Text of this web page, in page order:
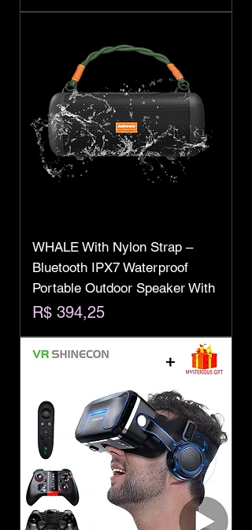
WHALE With Nylon Strap –
Bluetooth IPX7 Waterproof
Portable Outdoor Speaker With
Preço
R$ 394,25